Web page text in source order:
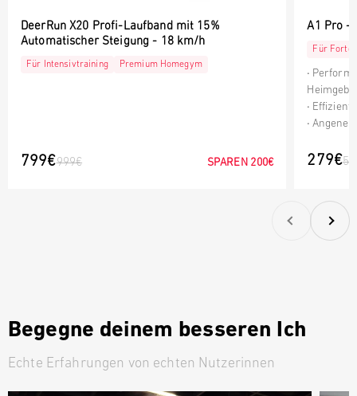
DeerRun X20 Profi-Laufband mit 15%
Automatischer Steigung - 18 km/h
Für Intensivtraining Premium Homegym
799€999€ SPAREN 200€
A1 Pro -
Für
279€
Vor
Begegne deinem besseren Ich
Echte Erfahrungen von echten Nutzerinnen